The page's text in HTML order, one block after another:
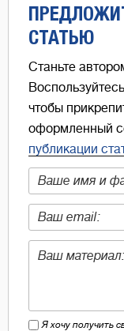
СТАТЬЮ
Станьте
чтобы
оформленный
публикации
Я хочу получить